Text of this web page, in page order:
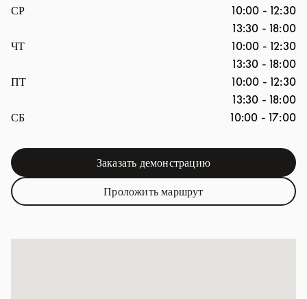
СР
10:00 - 12:30
13:30 - 18:00
ЧТ
10:00 - 12:30
13:30 - 18:00
ПТ
10:00 - 12:30
13:30 - 18:00
СБ
10:00 - 17:00
Заказать демонстрацию
Link Opens in New Tab
Проложить маршрутLink Opens in New Tab